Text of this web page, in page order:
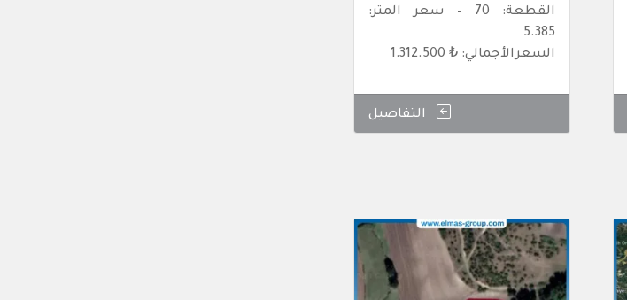
القطعة: 70 – سعر المتر:
السعرالأجمالي: ₺ 1.312.500
التفاصيل